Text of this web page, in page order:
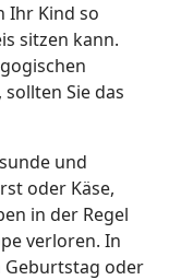
Ihr Kind so
sitzen kann.
Sie das
und
oder Käse,
in der Regel
verloren. In
Geburtstag oder